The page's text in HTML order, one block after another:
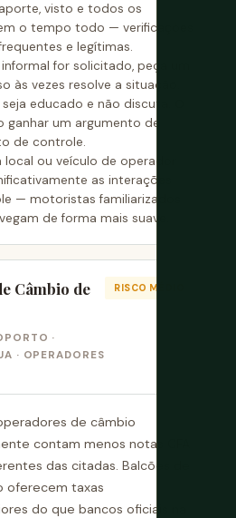
visto e todos os
o tempo todo — verificações
e legítimas.
for solicitado, peça um
às vezes resolve a situação.
educado e não discuta. O
ganhar um argumento de
de controle.
ou veículo de operador
as interações
— motoristas familiarizados
de forma mais suave.
Câmbio de
·
· OPERADORES
RISCO MÉDIO
de câmbio
contam menos notas CFA
das citadas. Balcões de
oferecem taxas
do que bancos oficiais na